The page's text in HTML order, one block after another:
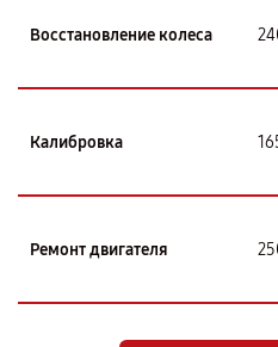
Восстановление колеса
Калибровка
Ремонт двигателя